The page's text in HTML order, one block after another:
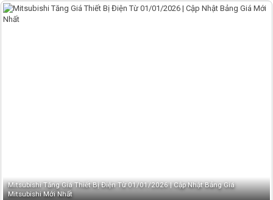
Mitsubishi Tăng Giá Thiết Bị Điện Từ 01/01/2026 | Cập Nhật Bảng Giá
Mitsubishi Mới Nhất